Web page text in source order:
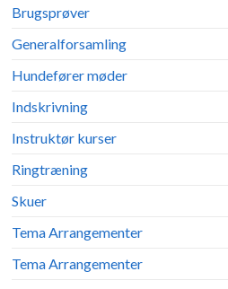
Brugsprøver
Generalforsamling
Hundefører møder
Indskrivning
Instruktør kurser
Ringtræning
Skuer
Tema Arrangementer
Tema Arrangementer